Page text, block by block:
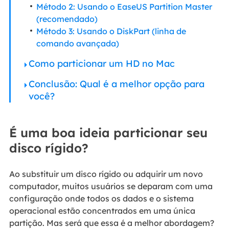
Método 2: Usando o EaseUS Partition Master
(recomendado)
Método 3: Usando o DiskPart (linha de
comando avançada)
Como particionar um HD no Mac
Conclusão: Qual é a melhor opção para
você?
É uma boa ideia particionar seu
disco rígido?
Ao substituir um disco rígido ou adquirir um novo
computador, muitos usuários se deparam com uma
configuração onde todos os dados e o sistema
operacional estão concentrados em uma única
partição. Mas será que essa é a melhor abordagem?